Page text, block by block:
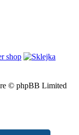
© phpBB Limited